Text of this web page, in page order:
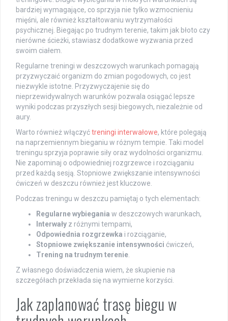
bardziej wymagające, co sprzyja nie tylko wzmocnieniu
mięśni, ale również kształtowaniu wytrzymałości
psychicznej. Biegając po trudnym terenie, takim jak błoto czy
nierówne ścieżki, stawiasz dodatkowe wyzwania przed
swoim ciałem.
Regularne treningi w deszczowych warunkach pomagają
przyzwyczaić organizm do zmian pogodowych, co jest
niezwykle istotne. Przyzwyczajenie się do
nieprzewidywalnych warunków pozwala osiągać lepsze
wyniki podczas przyszłych sesji biegowych, niezależnie od
aury.
Warto również włączyćtreningi interwałowe, które polegają
na naprzemiennym bieganiu w różnym tempie. Taki model
treningu sprzyja poprawie siły oraz wydolności organizmu.
Nie zapominaj o odpowiedniej rozgrzewce i rozciąganiu
przed każdą sesją. Stopniowe zwiększanie intensywności
ćwiczeń w deszczu również jest kluczowe.
Podczas treningu w deszczu pamiętaj o tych elementach:
Regularne wybiegania w deszczowych warunkach,
Interwały z różnymi tempami,
Odpowiednia rozgrzewka i rozciąganie,
Stopniowe zwiększanie intensywności ćwiczeń,
Trening na trudnym terenie
Z własnego doświadczenia wiem, że skupienie na
szczegółach przekłada się na wymierne korzyści.
Jak zaplanować trasę biegu w